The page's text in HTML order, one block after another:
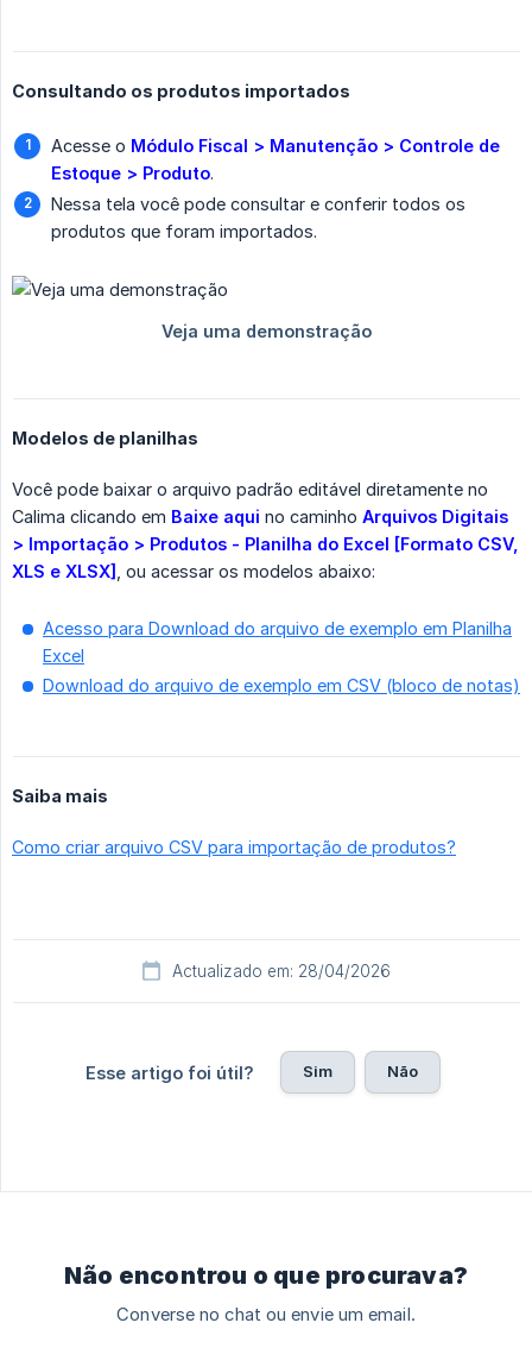
Consultando os produtos importados
Acesse o Módulo Fiscal > Manutenção > Controle de
Estoque > Produto.
Nessa tela você pode consultar e conferir todos os
produtos que foram importados.
Modelos de planilhas
Você pode baixar o arquivo padrão editável diretamente no
Calima clicando em Baixe aqui no caminho Arquivos Digitais
> Importação > Produtos - Planilha do Excel [Formato CSV,
XLS e XLSX]
, ou acessar os modelos abaixo:
Acesso para Download do arquivo de exemplo em Planilha
Excel
Download do arquivo de exemplo em CSV (bloco de notas)
Saiba mais
Como criar arquivo CSV para importação de produtos?
Actualizado em: 28/04/2026
Esse artigo foi útil? Sim Não
Não encontrou o que procurava?
Converse no chat ou envie um email.